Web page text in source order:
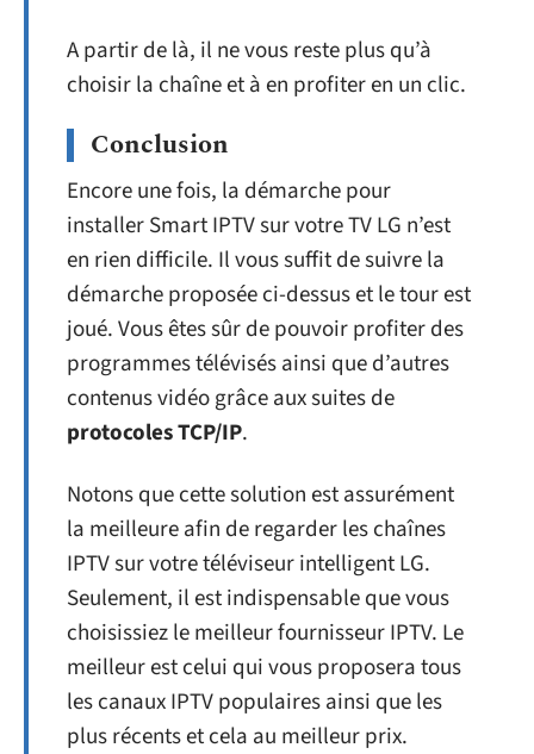
A partir de là, il ne vous reste plus qu’à
choisir la chaîne et à en profiter en un clic.
Conclusion
Encore une fois, la démarche pour
installer Smart IPTV sur votre TV LG n’est
en rien difficile. Il vous suffit de suivre la
démarche proposée ci-dessus et le tour est
joué. Vous êtes sûr de pouvoir profiter des
programmes télévisés ainsi que d’autres
contenus vidéo grâce aux suites de
protocoles TCP/IP.
Notons que cette solution est assurément
la meilleure afin de regarder les chaînes
IPTV sur votre téléviseur intelligent LG.
Seulement, il est indispensable que vous
choisissiez le meilleur fournisseur IPTV. Le
meilleur est celui qui vous proposera tous
les canaux IPTV populaires ainsi que les
plus récents et cela au meilleur prix.